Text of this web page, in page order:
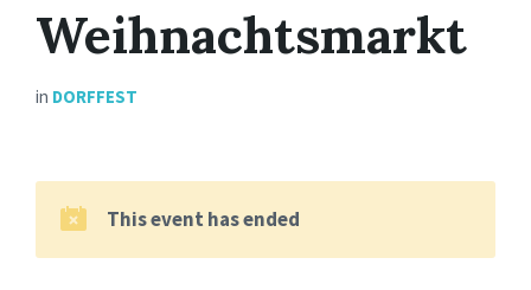
Weihnachtsmarkt
in DORFFEST
This event has ended